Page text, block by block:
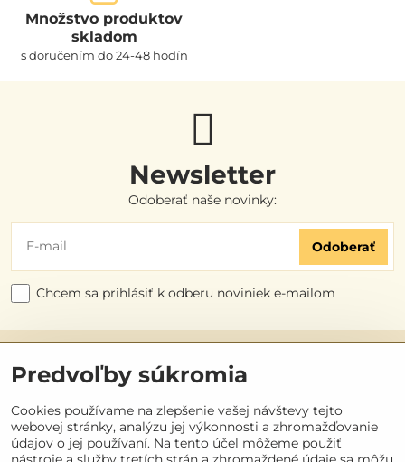
Množstvo produktov
skladom
s doručením do 24-48 hodín
Newsletter
Odoberať naše novinky:
Odoberať
Chcem sa prihlásiť k odberu noviniek e-mailom
Užitočné odkazy
Objednávky
Kontakt
Predvoľby súkromia
Cookies používame na zlepšenie vašej návštevy tejto
webovej stránky, analýzu jej výkonnosti a zhromažďovanie
údajov o jej používaní. Na tento účel môžeme použiť